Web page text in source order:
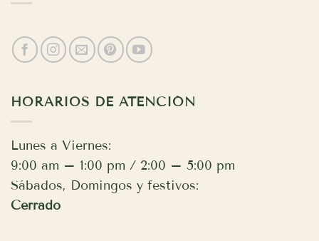
HORARIOS DE ATENCIÓN
Lunes a Viernes:
9:00 am – 1:00 pm / 2:00 – 5:00 pm
Sábados, Domingos y festivos:
Cerrado